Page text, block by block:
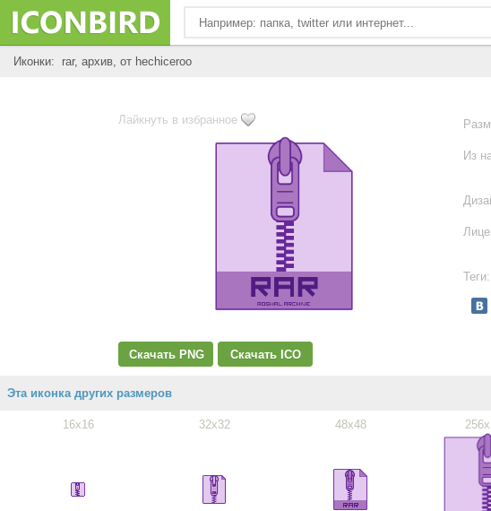
Иконки: rar, архив, от hechiceroo
Лайкнуть в избранное
Скачать PNG Скачать ICO
Из
Теги:
Эта иконка других размеров
16x16 32x32 48x48